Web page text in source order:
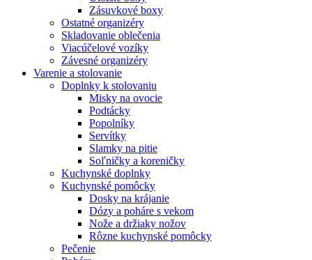
Zásuvkové boxy
Ostatné organizéry
Skladovanie oblečenia
Viacúčelové vozíky
Závesné organizéry
Varenie a stolovanie
Doplnky k stolovaniu
Misky na ovocie
Podtácky
Popolníky
Servítky
Slamky na pitie
Soľničky a koreničky
Kuchynské doplnky
Kuchynské pomôcky
Dosky na krájanie
Dózy a poháre s vekom
Nože a držiaky nožov
Rôzne kuchynské pomôcky
Pečenie